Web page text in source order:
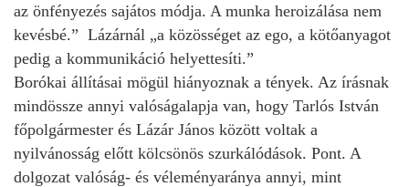
az önfényezés sajátos módja. A munka heroizálása nem
kevésbé.” Lázárnál „a közösséget az ego, a kötőanyagot
pedig a kommunikáció helyettesíti.”
Borókai állításai mögül hiányoznak a tények. Az írásnak
mindössze annyi valóságalapja van, hogy Tarlós István
főpolgármester és Lázár János között voltak a
nyilvánosság előtt kölcsönös szurkálódások. Pont. A
dolgozat valóság- és véleményaránya annyi, mint